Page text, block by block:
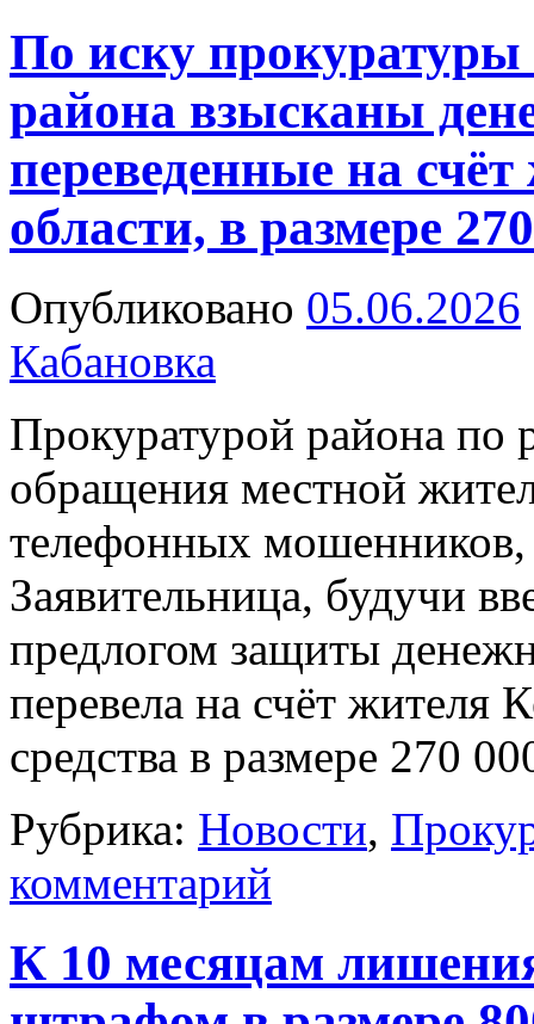
По иску
района взысканы
переведенные на
области, в размере
Опубликовано 05.06.2026
Кабановка
Прокуратурой района по
обращения местной
телефонных
Заявительница, будучи
предлогом защиты
перевела на счёт жителя
средства в размере 270
Рубрика: Новости,
комментарий
К 10 месяцам